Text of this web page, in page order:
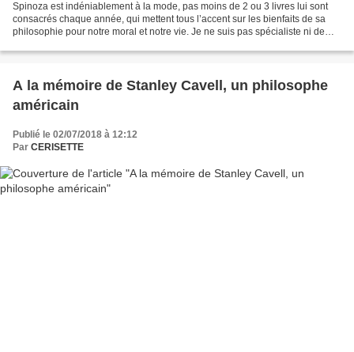
Spinoza est indéniablement à la mode, pas moins de 2 ou 3 livres lui sont
consacrés chaque année, qui mettent tous l’accent sur les bienfaits de sa
philosophie pour notre moral et notre vie. Je ne suis pas spécialiste ni de
A la mémoire de Stanley Cavell, un philosophe
américain
Publié le 02/07/2018 à 12:12
Par CERISETTE